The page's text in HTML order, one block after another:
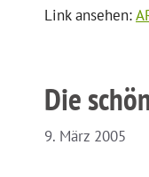
Link ansehen:
Die
9. März 2005